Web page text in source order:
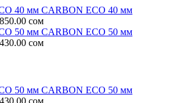
7,850.00 сом
CARBON ECO 40 мм
сомДиапазон
цен:
215.00 сом
CARBON ECO 50 мм
сомДиапазон
6,430.00 сом
CARBON ECO 50 мм
сомДиапазон